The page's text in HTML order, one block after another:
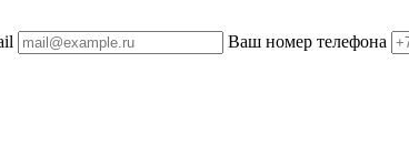
Ваш номер телефона